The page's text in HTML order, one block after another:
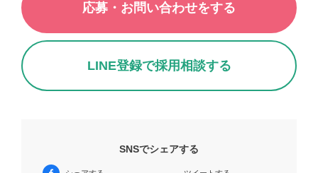
応募・お問い合わせをする
LINE登録で採用相談する
SNSでシェアする